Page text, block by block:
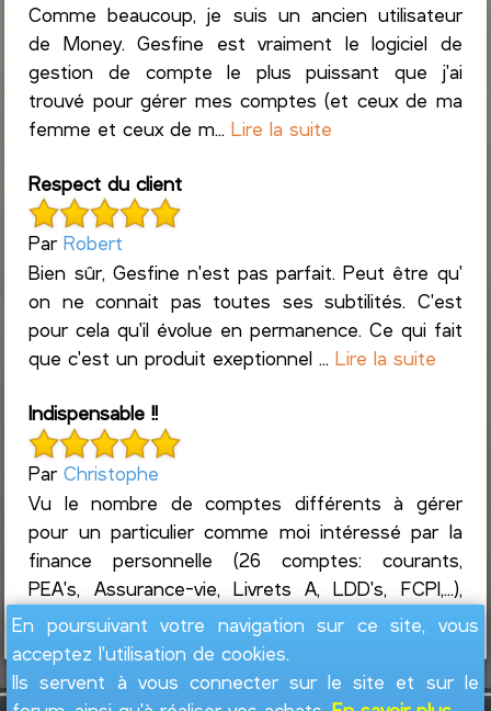
Comme beaucoup, je suis un ancien utilisateur
de Money. Gesfine est vraiment le logiciel de
gestion de compte le plus puissant que j'ai
trouvé pour gérer mes comptes (et ceux de ma
femme et ceux de m...Lire la suite
Respect du client
ParRobert
Bien sûr, Gesfine n'est pas parfait. Peut être qu'
on ne connait pas toutes ses subtilités. C'est
pour cela qu'il évolue en permanence. Ce qui fait
que c'est un produit exeptionnel ...Lire la suite
Indispensable !!
ParChristophe
Vu le nombre de comptes différents à gérer
pour un particulier comme moi intéressé par la
finance personnelle (26 comptes: courants,
PEA's, Assurance-vie, Livrets A, LDD's, FCPI,...),
ainsi que l...Lire la suite
En poursuivant votre navigation sur ce site, vous
acceptez l'utilisation de cookies.
Ils servent à vous connecter sur le site et sur le